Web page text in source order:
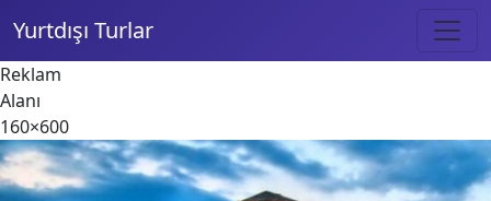
Yurtdışı Turlar
Reklam
Alanı
160×600